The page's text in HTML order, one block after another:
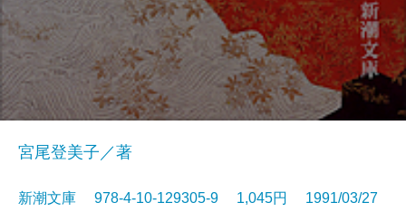
宮尾登美子／著
新潮文庫 978-4-10-129305-9 1,045円 1991/03/27